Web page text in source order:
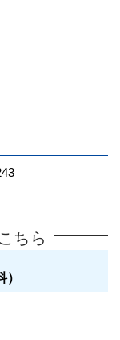
ちら